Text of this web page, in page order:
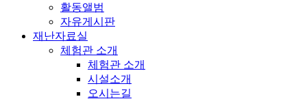
활동앨범
자유게시판
재난자료실
체험관 소개
체험관 소개
시설소개
오시는길